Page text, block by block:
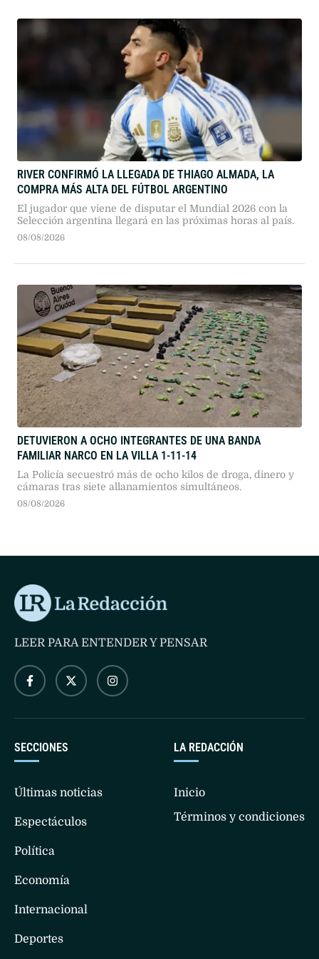
RIVER CONFIRMÓ LA LLEGADA DE THIAGO ALMADA, LA
COMPRA MÁS ALTA DEL FÚTBOL ARGENTINO
El jugador que viene de disputar el Mundial 2026 con la
Selección argentina llegará en las próximas horas al país.
08/08/2026
DETUVIERON A OCHO INTEGRANTES DE UNA BANDA
FAMILIAR NARCO EN LA VILLA 1-11-14
La Policía secuestró más de ocho kilos de droga, dinero y
cámaras tras siete allanamientos simultáneos.
08/08/2026
LA REDACCIÓN
Inicio
Términos y condiciones
SECCIONES
Últimas noticias
Espectáculos
Política
Economía
Internacional
Deportes
LEER PARA ENTENDER Y PENSAR